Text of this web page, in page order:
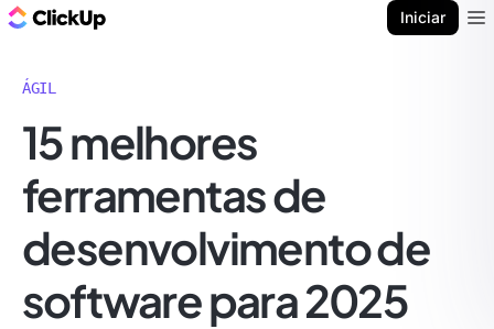
Iniciar
ÁGIL
15 melhores
ferramentas de
desenvolvimento de
software para 2025